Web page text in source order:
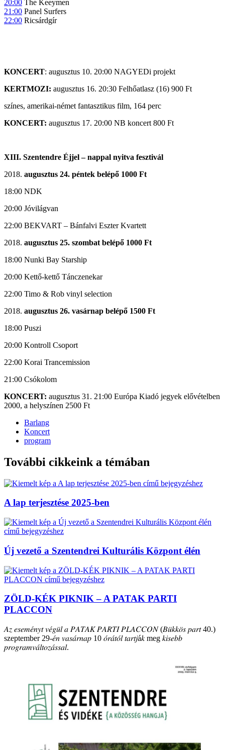
20:00 The Keeymen
21:00 Panel Surfers
22:00 Ricsárdgír
KONCERT: augusztus 10. 20:00 NAGYEDi projekt
KERTMOZI: augusztus 16. 20:30 Felhőatlasz (16) 900 Ft
színes, amerikai-német fantasztikus film, 164 perc
KONCERT: augusztus 17. 20:00 NB koncert 800 Ft
XIII. Szentendre Éjjel – nappal nyitva fesztivál
augusztus 24. péntek belépő 1000 Ft
18:00 NDK
20:00 Jóvilágvan
22:00 BEKVART – Bánfalvi Eszter Kvartett
augusztus 25. szombat belépő 1000 Ft
18:00 Nunki Bay Starship
20:00 Kettő-kettő Tánczenekar
22:00 Timo & Rob vinyl selection
augusztus 26. vasárnap belépő 1500 Ft
18:00 Puszi
20:00 Kontroll Csoport
22:00 Korai Trancemission
21:00 Csókolom
KONCERT: augusztus 31. 21:00 Európa Kiadó jegyek elővételben
2000, a helyszínen 2500 Ft
Barlang
Koncert
program
További cikkeink a témában
A lap terjesztése 2025-ben
Új vezető a Szentendrei Kulturális Központ élén
ZÖLD-KÉK PIKNIK – A PATAK PARTI
PLACCON
𝐴𝑧 𝑒𝑠𝑒𝑚𝑒́𝑛𝑦𝑡 𝑣𝑒́𝑔𝑢̈𝑙 𝑎 𝑃𝐴𝑇𝐴𝐾 𝑃𝐴𝑅𝑇𝐼 𝑃𝐿𝐴𝐶𝐶𝑂𝑁 (𝐵𝑢̈𝑘𝑘𝑜̈𝑠 𝑝𝑎𝑟𝑡 40.)
szeptember 29-𝑒́𝑛 𝑣𝑎𝑠𝑎́𝑟𝑛𝑎𝑝 10 𝑜́𝑟𝑎́𝑡𝑜́𝑙 𝑡𝑎𝑟𝑡𝑗á𝑘 meg 𝑘𝑖𝑠𝑒𝑏𝑏
𝑝𝑟𝑜𝑔𝑟𝑎𝑚𝑣𝑎́𝑙𝑡𝑜𝑧𝑎́𝑠𝑠𝑎𝑙.